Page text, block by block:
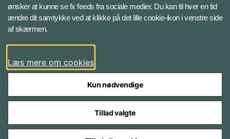
Bluesky
LinkedIn
Styrelser og myndigheder under Forsvarsministeriet
ønsker at kunne se fx feeds fra sociale medier. Du kan til hver en tid
ændre dit samtykke ved at klikke på det lille cookie-ikon i venstre side
af skærmen.
Læs mere om cookies
Kun nødvendige
Tillad valgte